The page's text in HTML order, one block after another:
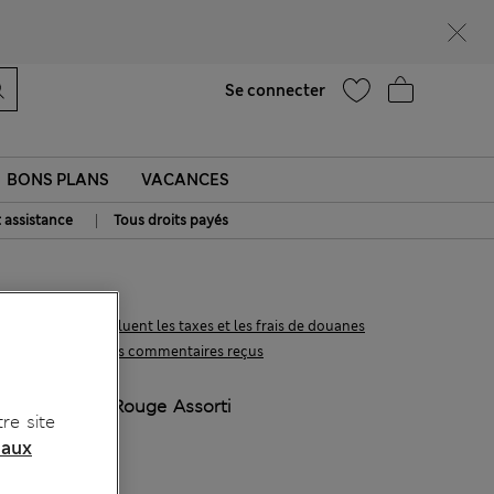
Se connecter
BONS PLANS VACANCES
assistance | Tous droits payés
48 les commentaires reçus
Tous les prix incluent les taxes et les frais de douanes
Rouge Assorti
site